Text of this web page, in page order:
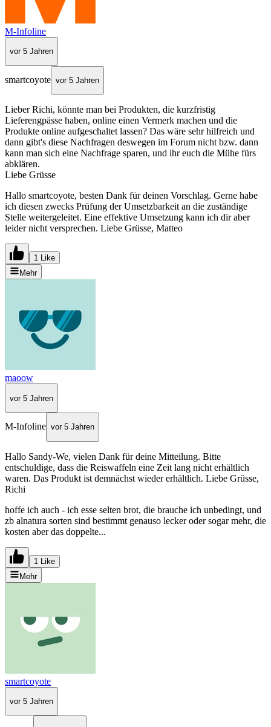
M-Infoline
vor 5 Jahren
smartcoyote vor 5 Jahren
Lieber Richi, könnte man bei Produkten, die kurzfristig
Lieferengpässe haben, online einen Vermerk machen und die
Produkte online aufgeschaltet lassen? Das wäre sehr hilfreich und
dann gibt's diese Nachfragen deswegen im Forum nicht bzw. dann
kann man sich eine Nachfrage sparen, und ihr euch die Mühe fürs
abklären.
Liebe Grüsse
Hallo smartcoyote, besten Dank für deinen Vorschlag. Gerne habe
ich diesen zwecks Prüfung der Umsetzbarkeit an die zuständige
Stelle weitergeleitet. Eine effektive Umsetzung kann ich dir aber
leider nicht versprechen. Liebe Grüsse, Matteo
1 Like
Mehr
maoow
vor 5 Jahren
M-Infoline vor 5 Jahren
Hallo Sandy-We, vielen Dank für deine Mitteilung. Bitte
entschuldige, dass die Reiswaffeln eine Zeit lang nicht erhältlich
waren. Das Produkt ist demnächst wieder erhältlich. Liebe Grüsse,
Richi
hoffe ich auch - ich esse selten brot, die brauche ich unbedingt, und
zb alnatura sorten sind bestimmt genauso lecker oder sogar mehr, die
kosten aber das doppelte...
1 Like
Mehr
smartcoyote
vor 5 Jahren